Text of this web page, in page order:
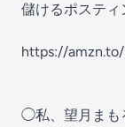
儲けるポステ
https://
◯私、望月まも